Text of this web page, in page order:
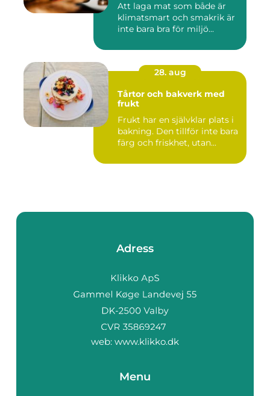
Att laga mat som både är
klimatsmart och smakrik är
inte bara bra för miljö...
28. aug
Tårtor och bakverk med
frukt
Frukt har en självklar plats i
bakning. Den tillför inte bara
färg och friskhet, utan...
Adress
web: www.klikko.dk
Menu